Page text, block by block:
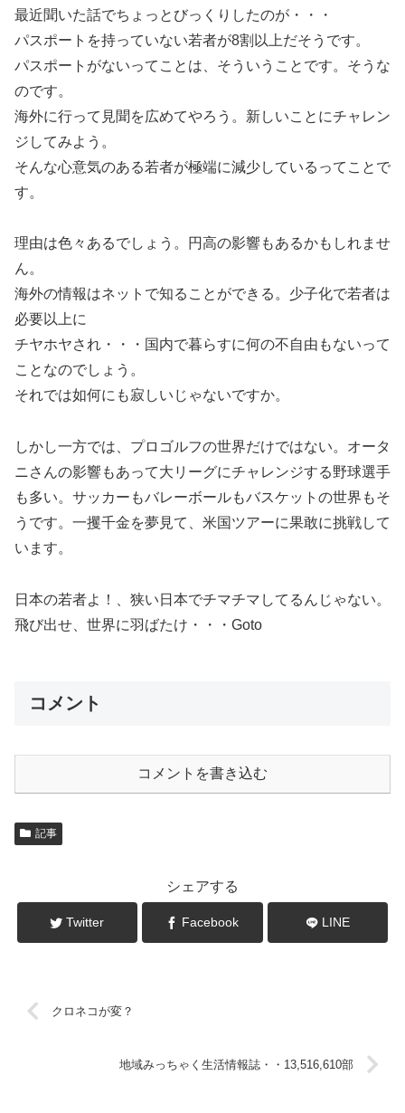
最近聞いた話でちょっとびっくりしたのが・・・
パスポートを持っていない若者が8割以上だそうです。
パスポートがないってことは、そういうことです。そうな
のです。
海外に行って見聞を広めてやろう。新しいことにチャレン
ジしてみよう。
そんな心意気のある若者が極端に減少しているってことで
す。
理由は色々あるでしょう。円高の影響もあるかもしれませ
ん。
海外の情報はネットで知ることができる。少子化で若者は
必要以上に
チヤホヤされ・・・国内で暮らすに何の不自由もないって
ことなのでしょう。
それでは如何にも寂しいじゃないですか。
しかし一方では、プロゴルフの世界だけではない。オータ
ニさんの影響もあって大リーグにチャレンジする野球選手
も多い。サッカーもバレーボールもバスケットの世界もそ
うです。一攫千金を夢見て、米国ツアーに果敢に挑戦して
います。
日本の若者よ！、狭い日本でチマチマしてるんじゃない。
飛び出せ、世界に羽ばたけ・・・Goto
コメント
コメントを書き込む
記事
シェアする
Twitter Facebook LINE
クロネコが変？
地域みっちゃく生活情報誌・・13,516,610部